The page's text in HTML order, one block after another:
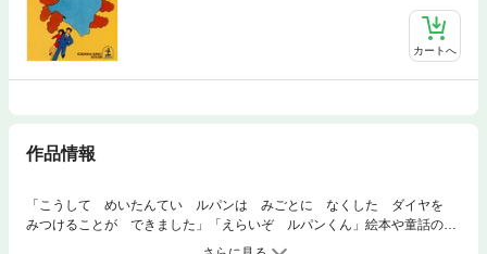
カートへ
作品情報
「こうして めいたんてい ルパンは みごとに なくした ダイヤを
みつけることが できました」「えらいぞ ルパンくん」絵本や童話の世
界でのルパンの名推理と大活躍。――そして現実の世界では、人殺しのぬ